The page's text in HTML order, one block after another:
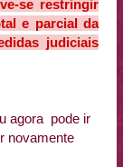
se restringir
e parcial da
judiciais
agora pode ir
novamente